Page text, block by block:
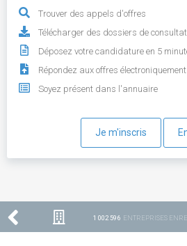
Trouver des appels d'offres
Télécharger des dossiers de
Déposez votre candidature en 5
Répondez aux offres électroniquement
Soyez présent dans l'annuaire
Je m'inscris
1 002 596 ENTREPRISES